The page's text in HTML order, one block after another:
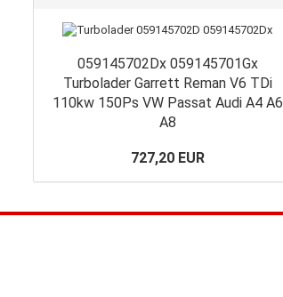
059145702Dx 059145701Gx
Turbolader Garrett Reman V6 TDi
110kw 150Ps VW Passat Audi A4 A6
A8
727,20 EUR